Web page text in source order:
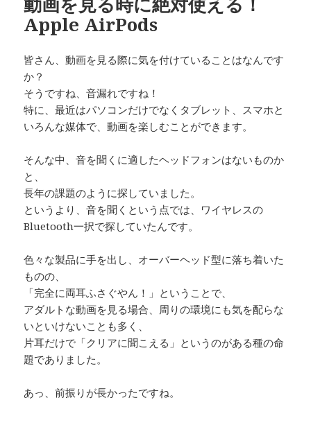
Apple AirPods
皆さん、動画を見る際に気を付けていることはなんです
か？
そうですね、音漏れですね！
特に、最近はパソコンだけでなくタブレット、スマホと
いろんな媒体で、動画を楽しむことができます。
そんな中、音を聞くに適したヘッドフォンはないものか
と、
長年の課題のように探していました。
というより、音を聞くという点では、ワイヤレスの
Bluetooth一択で探していたんです。
色々な製品に手を出し、オーバーヘッド型に落ち着いた
ものの、
「完全に両耳ふさぐやん！」ということで、
アダルトな動画を見る場合、周りの環境にも気を配らな
いといけないことも多く、
片耳だけで「クリアに聞こえる」というのがある種の命
題でありました。
あっ、前振りが長かったですね。